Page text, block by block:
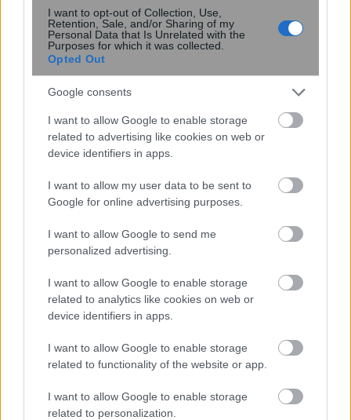
I want to opt-out of Collection, Use,
Retention, Sale, and/or Sharing of my
Personal Data that Is Unrelated with the
Purposes for which it was collected.
Opted Out
Google consents
I want to allow Google to enable storage
related to advertising like cookies on web or
device identifiers in apps.
I want to allow my user data to be sent to
Google for online advertising purposes.
I want to allow Google to send me
personalized advertising.
I want to allow Google to enable storage
related to analytics like cookies on web or
device identifiers in apps.
I want to allow Google to enable storage
related to functionality of the website or app.
I want to allow Google to enable storage
related to personalization.
Τροπολογία ΣΥΡΙΖΑ για την προστασία
πρώτης κατοικίας – Τσίπρας: Ο
Μητσοτάκης δεν έχει καμία δικαιολογία
, 8 Απριλίου 2020 || Επικαιρότητα